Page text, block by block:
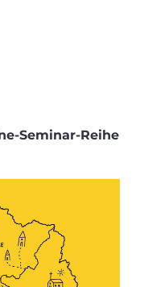
Seminar-Reihe